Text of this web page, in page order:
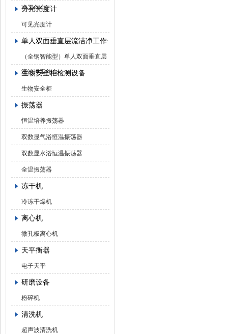
净工作台
分光光度计
可见光度计
单人双面垂直层流洁净工作台
（全钢智能型）单人双面垂直层
流洁净工作台
生物安全柜检测设备
生物安全柜
振荡器
恒温培养振荡器
双数显气浴恒温振荡器
双数显水浴恒温振荡器
全温振荡器
冻干机
冷冻干燥机
离心机
微孔板离心机
天平衡器
电子天平
研磨设备
粉碎机
清洗机
超声波清洗机